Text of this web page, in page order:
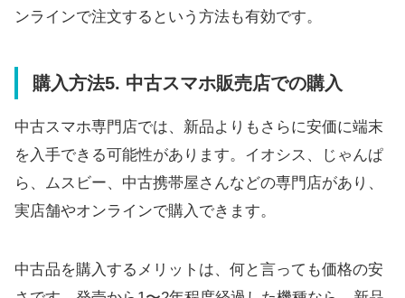
ンラインで注文するという方法も有効です。
購入方法5. 中古スマホ販売店での購入
中古スマホ専門店では、新品よりもさらに安価に端末
を入手できる可能性があります。イオシス、じゃんぱ
ら、ムスビー、中古携帯屋さんなどの専門店があり、
実店舗やオンラインで購入できます。
中古品を購入するメリットは、何と言っても価格の安